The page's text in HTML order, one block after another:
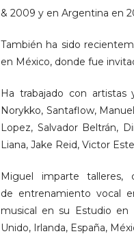
& 2009 y en Argentina en
También ha sido
en México, donde fue
Ha trabajado con artistas
Norykko, Santaflow,
Lopez, Salvador Beltrán,
Liana, Jake Reid, Victor
Miguel imparte talleres,
de entrenamiento vocal
musical en su Estudio en
Unido, Irlanda, España,